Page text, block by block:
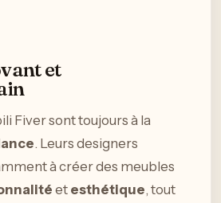
et
Fiver sont toujours à la
. Leurs designers
à créer des meubles
et esthétique, tout